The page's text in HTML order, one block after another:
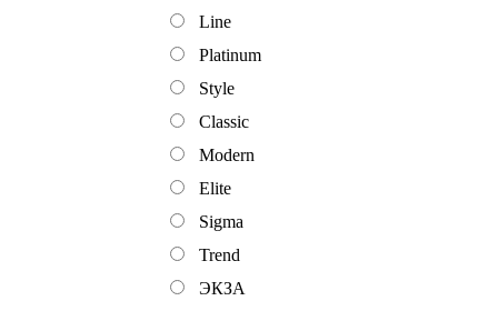
Line
Platinum
Style
Classic
Modern
Elite
Sigma
Trend
ЭКЗА